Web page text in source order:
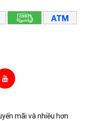
mãi và nhiều hơn